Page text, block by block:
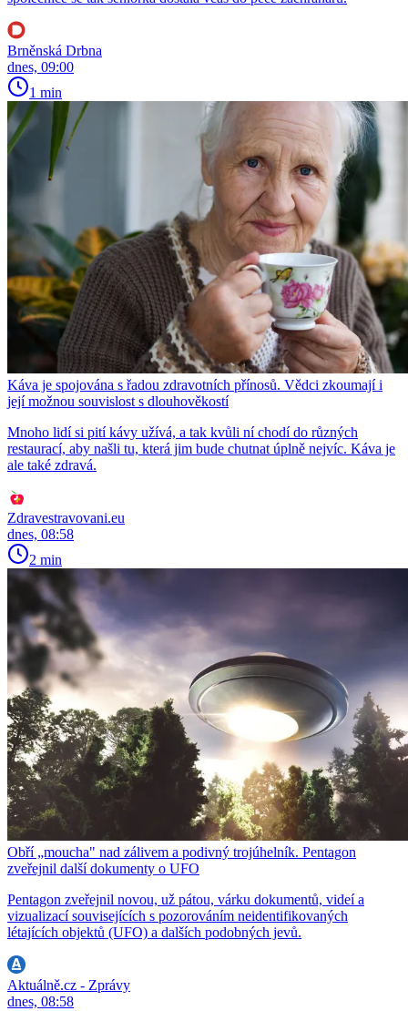
Brněnská Drbna
dnes, 09:00
1 min
Káva je spojována s řadou zdravotních přínosů. Vědci zkoumají i
její možnou souvislost s dlouhověkostí
Mnoho lidí si pití kávy užívá, a tak kvůli ní chodí do různých
restaurací, aby našli tu, která jim bude chutnat úplně nejvíc. Káva je
ale také zdravá.
Zdravestravovani.eu
dnes, 08:58
2 min
Obří „moucha" nad zálivem a podivný trojúhelník. Pentagon
zveřejnil další dokumenty o UFO
Pentagon zveřejnil novou, už pátou, várku dokumentů, videí a
vizualizací souvisejících s pozorováním neidentifikovaných
létajících objektů (UFO) a dalších podobných jevů.
Aktuálně.cz - Zprávy
dnes, 08:58